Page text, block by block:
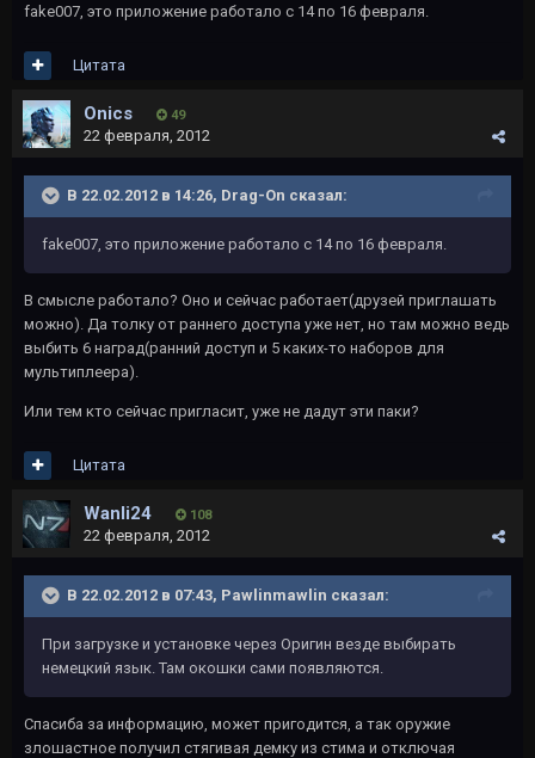
fake007, это приложение работало с 14 по 16 февраля.
Цитата
Onics 49
22 февраля, 2012
В 22.02.2012 в 14:26, Drag-On сказал:
fake007, это приложение работало с 14 по 16 февраля.
В смысле работало? Оно и сейчас работает(друзей приглашать
можно). Да толку от раннего доступа уже нет, но там можно ведь
выбить 6 наград(ранний доступ и 5 каких-то наборов для
мультиплеера).
Или тем кто сейчас пригласит, уже не дадут эти паки?
Цитата
Wanli24 108
22 февраля, 2012
В 22.02.2012 в 07:43, Pawlinmawlin сказал:
При загрузке и установке через Оригин везде выбирать
немецкий язык. Там окошки сами появляются.
Спасиба за информацию, может пригодится, а так оружие
злошастное получил стягивая демку из стима и отключая